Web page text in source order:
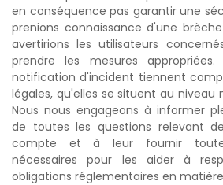
en conséquence pas garantir une
prenions connaissance d'une
avertirions les utilisateurs
prendre les mesures
notification d'incident tiennent
légales, qu'elles se situent au niveau
Nous nous engageons à informer
de toutes les questions relevant
compte et à leur fournir
nécessaires pour les aider à
obligations réglementaires en